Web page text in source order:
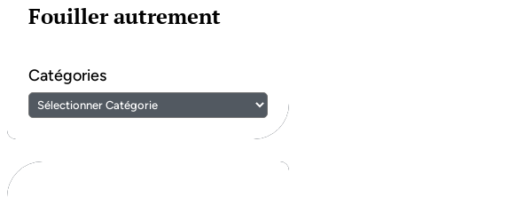
Fouiller autrement
Catégories